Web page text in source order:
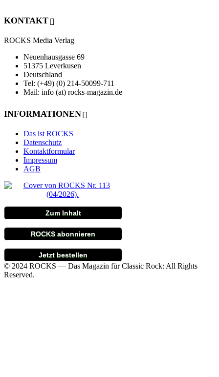
KONTAKT
ROCKS Media Verlag
Neuenhausgasse 69
51375 Leverkusen
Deutschland
Tel: (+49) (0) 214-50099-711
Mail: info (at) rocks-magazin.de
INFORMATIONEN
Das ist ROCKS
Datenschutz
Kontaktformular
Impressum
AGB
Zum Inhalt
ROCKS abonnieren
Jetzt bestellen
© 2024 ROCKS — Das Magazin für Classic Rock: All Rights
Reserved.